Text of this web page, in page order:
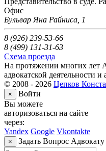
Офис
Бульвар Яна Райниса, 1
8 (926) 239-53-66
8 (499) 131-31-63
Схема проезда
На протяжении многих лет
адвокатской деятельности
© 2008 - 2026 Цепков
×
Войти
Вы можете
авторизоваться на сайте
через:
Yandex Google Vkontakte
× Задать Вопрос Адвокату